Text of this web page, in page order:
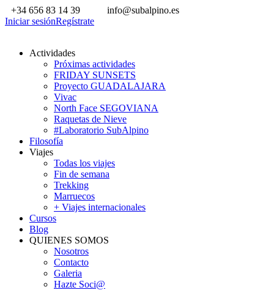
+34 656 83 14 39
info@subalpino.es
Iniciar sesiónRegístrate
Actividades
Próximas actividades
FRIDAY SUNSETS
Proyecto GUADALAJARA
Vivac
North Face SEGOVIANA
Raquetas de Nieve
#Laboratorio SubAlpino
Filosofía
Viajes
Todas los viajes
Fin de semana
Trekking
Marruecos
+ Viajes internacionales
Cursos
Blog
QUIENES SOMOS
Nosotros
Contacto
Galeria
Hazte Soci@